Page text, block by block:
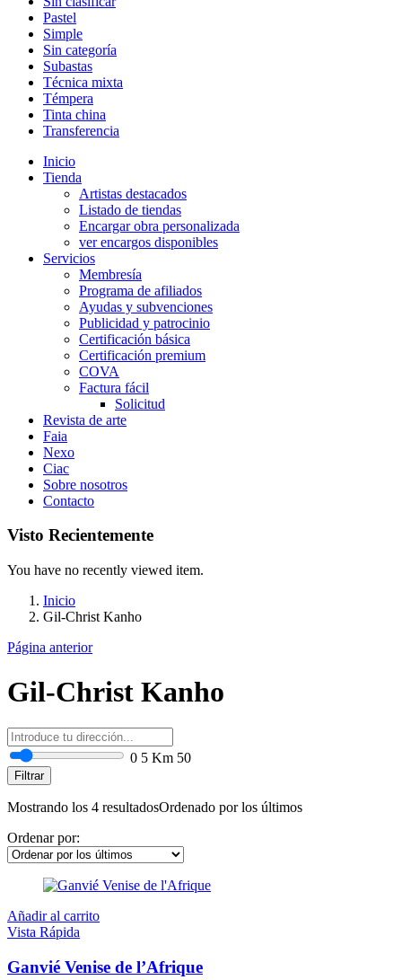
Pastel
Simple
Sin categoría
Subastas
Técnica mixta
Témpera
Tinta china
Transferencia
Inicio
Tienda
Artistas destacados
Listado de tiendas
Encargar obra personalizada
ver encargos disponibles
Servicios
Membresía
Programa de afiliados
Ayudas y subvenciones
Publicidad y patrocinio
Certificación básica
Certificación premium
COVA
Factura fácil
Solicitud
Revista de arte
Faia
Nexo
Ciac
Sobre nosotros
Contacto
Visto Recientemente
You have no recently viewed item.
Inicio
Gil-Christ Kanho
Página anterior
Gil-Christ Kanho
0 5 Km 50
Filtrar
Mostrando los 4 resultadosOrdenado por los últimos
Ordenar por:
Añadir al carrito
Vista Rápida
Ganvié Venise de l’Afrique